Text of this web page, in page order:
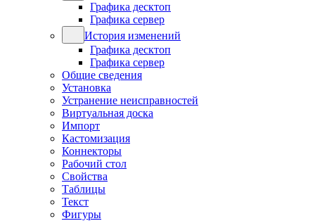
Графика десктоп
Графика сервер
История изменений
Графика десктоп
Графика сервер
Общие сведения
Установка
Устранение неисправностей
Виртуальная доска
Импорт
Кастомизация
Коннекторы
Рабочий стол
Свойства
Таблицы
Текст
Фигуры